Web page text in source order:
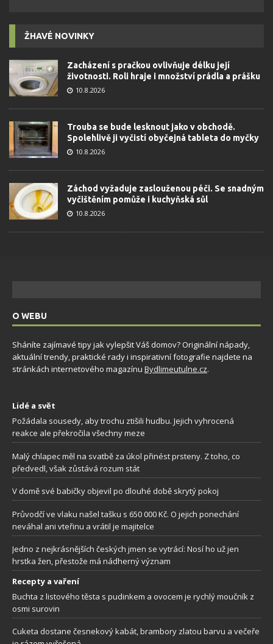
ŽHAVÉ NOVINKY
Zacházení s pračkou ovlivňuje délku její
životnosti. Roli hraje i množství prádla a prášku
10.8.2026
Trouba se bude lesknout jako v obchodě.
Spolehlivě ji vyčistí obyčejná tableta do myčky
10.8.2026
Záchod vyžaduje zaslouženou péči. Se snadným
vyčištěním pomůže i kuchyňská sůl
10.8.2026
O WEBU
Sháníte zajímavé tipy jak vylepšit Váš domov? Originální nápady,
aktuální trendy, praktické rady i inspirativní fotografie najdete na
stránkách internetového magazínu Bydlimeutulne.cz.
Lidé a svět
Požádala sousedy, aby trochu ztišili hudbu. Jejich vyhrocená
reakce ale překročila všechny meze
Malý chlapec měl na svatbě za úkol přinést prsteny. Z toho, co
předvedl, však zůstává rozum stát
V domě své babičky objevil po dlouhé době skrytý pokoj
Průvodčí ve vlaku našel tašku s 650 000 Kč. O jejich ponechání
neváhal ani vteřinu a vrátil je majitelce
Jedno z nejkrásnějších českých jmen se vytrácí: Nosí ho už jen
hrstka žen, přestože má nádherný význam
Recepty a vaření
Buchta z listového těsta s pudinkem a ovocem je rychlý moučník z
osmi surovin
Cuketa dostane česnekový kabát, brambory zlatou barvu a večeře